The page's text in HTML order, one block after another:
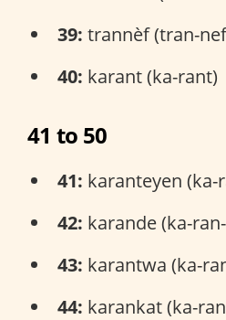
39: trannèf (tran-
40: karant (ka-rant)
41 to 50
41: karanteyen (ka-
42: karande (ka-
43: karantwa (ka-
44: karankat (ka-